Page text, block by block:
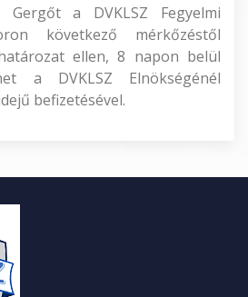
Gergőt a DVKLSZ Fegyelmi
következő mérkőzéstől
ellen, 8 napon belül
a DVKLSZ Elnökségénél
befizetésével.